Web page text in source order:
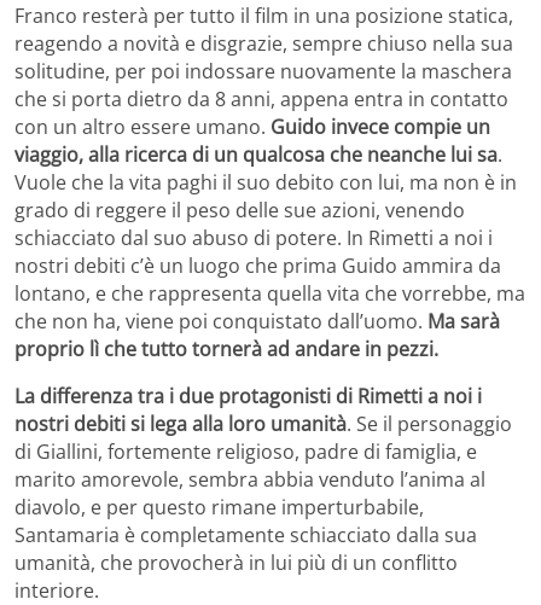
Franco resterà per tutto il film in una posizione statica,
reagendo a novità e disgrazie, sempre chiuso nella sua
solitudine, per poi indossare nuovamente la maschera
che si porta dietro da 8 anni, appena entra in contatto
con un altro essere umano. Guido invece compie un
viaggio, alla ricerca di un qualcosa che neanche lui sa.
Vuole che la vita paghi il suo debito con lui, ma non è in
grado di reggere il peso delle sue azioni, venendo
schiacciato dal suo abuso di potere. In Rimetti a noi i
nostri debiti c’è un luogo che prima Guido ammira da
lontano, e che rappresenta quella vita che vorrebbe, ma
che non ha, viene poi conquistato dall’uomo. Ma sarà
proprio lì che tutto tornerà ad andare in pezzi.
La differenza tra i due protagonisti di Rimetti a noi i
nostri debiti si lega alla loro umanità. Se il personaggio
di Giallini, fortemente religioso, padre di famiglia, e
marito amorevole, sembra abbia venduto l’anima al
diavolo, e per questo rimane imperturbabile,
Santamaria è completamente schiacciato dalla sua
umanità, che provocherà in lui più di un conflitto
interiore.